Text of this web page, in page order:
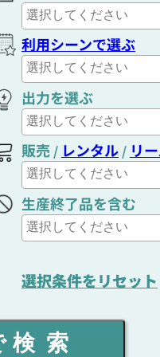
利用シーンで選ぶ
出力を選ぶ
販売 / レンタル / リ
生産終了品を含む
選択条件をリセット
検索